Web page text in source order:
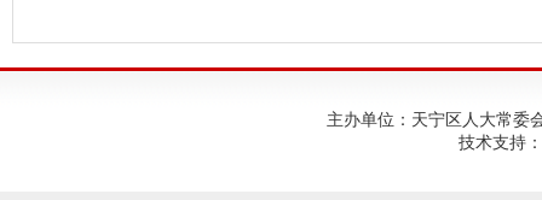
主办单位：天宁区人大常委
技术支持